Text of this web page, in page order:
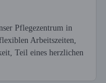
Pflegezentrum in
Arbeitszeiten,
Teil eines herzlichen